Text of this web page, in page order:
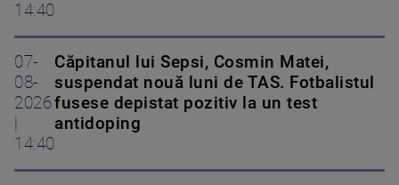
14:40
07-
08-
2026
14:40
Căpitanul lui Sepsi, Cosmin Matei,
suspendat nouă luni de TAS. Fotbalistul
fusese depistat pozitiv la un test
antidoping